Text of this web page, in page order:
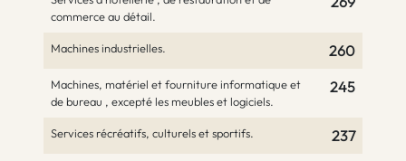
commerce au détail.
Machines industrielles. 260
Machines, matériel et fourniture informatique et
de bureau , excepté les meubles et logiciels.
245
Services récréatifs, culturels et sportifs. 237